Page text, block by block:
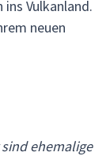
Vulkanland.
neuen
ehemalige